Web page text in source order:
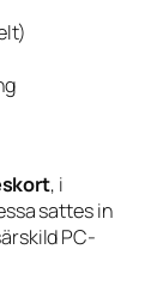
, i
sattes in
PC-